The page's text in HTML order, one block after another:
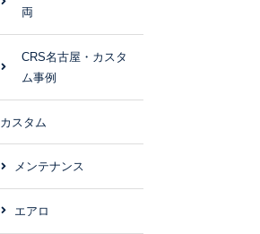
両
CRS名古屋・カスタ
ム事例
カスタム
メンテナンス
エアロ